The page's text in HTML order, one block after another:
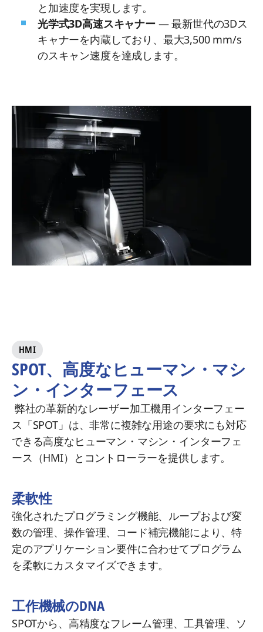
と加速度を実現します。
光学式3D高速スキャナー— 最新世代の3Dス
キャナーを内蔵しており、最大3,500 mm/s
のスキャン速度を達成します。
HMI
SPOT、高度なヒューマン・マシ
ン・インターフェース
弊社の革新的なレーザー加工機用インターフェー
ス「SPOT」は、非常に複雑な用途の要求にも対応
できる高度なヒューマン・マシン・インターフェ
ース（HMI）とコントローラーを提供します。
柔軟性
強化されたプログラミング機能、ループおよび変
数の管理、操作管理、コード補完機能により、特
定のアプリケーション要件に合わせてプログラム
を柔軟にカスタマイズできます。
工作機械のDNA
SPOTから、高精度なフレーム管理、工具管理、ソ